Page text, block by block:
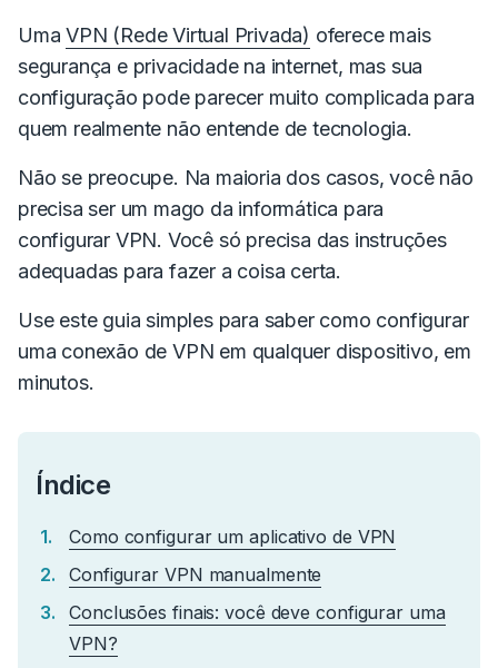
UmaVPN (Rede Virtual Privada) oferece mais
segurança e privacidade na internet, mas sua
configuração pode parecer muito complicada para
quem realmente não entende de tecnologia.
Não se preocupe. Na maioria dos casos, você não
precisa ser um mago da informática para
configurar VPN. Você só precisa das instruções
adequadas para fazer a coisa certa.
Use este guia simples para saber como configurar
uma conexão de VPN em qualquer dispositivo, em
minutos.
Índice
Como configurar um aplicativo de VPN
Configurar VPN manualmente
Conclusões finais: você deve configurar uma
VPN?